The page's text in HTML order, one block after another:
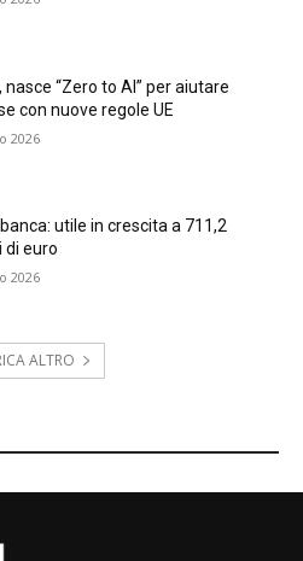
nasce “Zero to AI” per aiutare
con nuove regole UE
2026
utile in crescita a 711,2
di euro
2026
ALTRO